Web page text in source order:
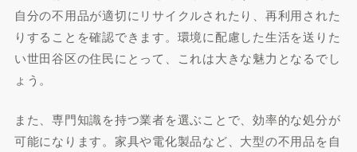
自分の不用品が適切にリサイクルされたり、再利用された
りすることを確認できます。環境に配慮した生活を送りた
い世田谷区の住民にとって、これは大きな魅力となるでし
ょう。
また、専門知識を持つ業者を選ぶことで、効率的な処分が
可能になります。家具や電化製品など、大型の不用品を自